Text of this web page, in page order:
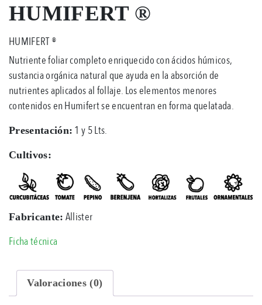
HUMIFERT ®
HUMIFERT ®
Nutriente foliar completo enriquecido con ácidos húmicos,
sustancia orgánica natural que ayuda en la absorción de
nutrientes aplicados al follaje. Los elementos menores
contenidos en Humifert se encuentran en forma quelatada.
Presentación: 1 y 5 Lts.
Cultivos:
Fabricante: Allister
Ficha técnica
Valoraciones (0)